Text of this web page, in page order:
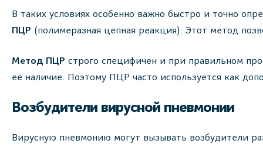
В таких условиях особенно важно быстро и точно
ПЦР (полимеразная цепная реакция). Этот метод
Метод ПЦР строго специфичен и при правильном
её наличие. Поэтому ПЦР часто используется как
Возбудители вирусной пневмонии
Вирусную пневмонию могут вызывать возбудители